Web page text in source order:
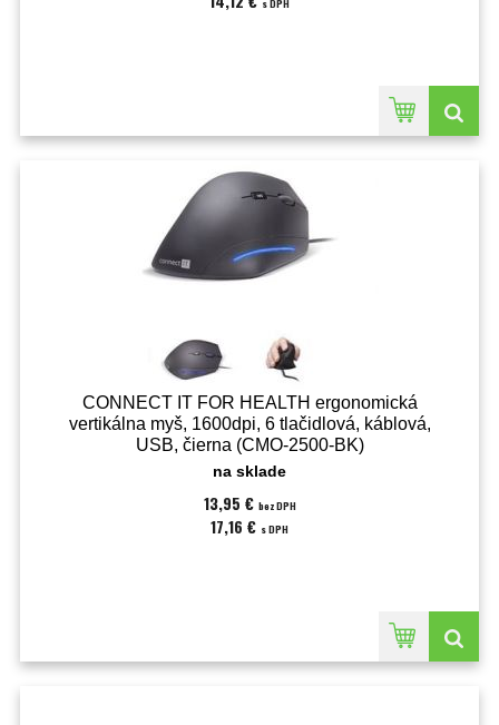
s DPH
CONNECT IT FOR HEALTH ergonomická
vertikálna myš, 1600dpi, 6 tlačidlová, káblová,
USB, čierna (CMO-2500-BK)
na sklade
13,95 € bez DPH
17,16 € s DPH